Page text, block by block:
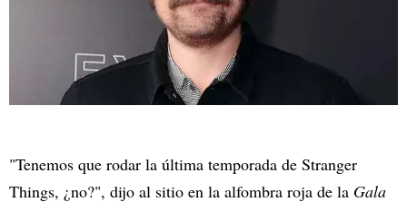
"Tenemos que rodar la última temporada de Stranger
Things, ¿no?", dijo al sitio en la alfombra roja de la Gala